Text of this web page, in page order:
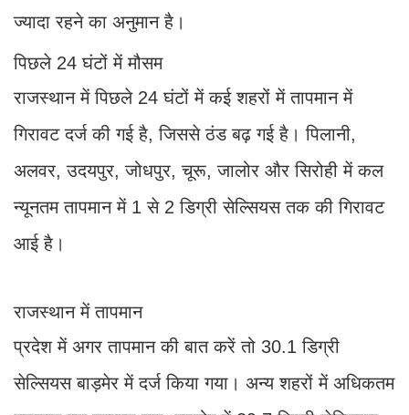
ज्यादा रहने का अनुमान है।
पिछले 24 घंटों में मौसम
राजस्थान में पिछले 24 घंटों में कई शहरों में तापमान में
गिरावट दर्ज की गई है, जिससे ठंड बढ़ गई है। पिलानी,
अलवर, उदयपुर, जोधपुर, चूरू, जालोर और सिरोही में कल
न्यूनतम तापमान में 1 से 2 डिग्री सेल्सियस तक की गिरावट
आई है।
राजस्थान में तापमान
प्रदेश में अगर तापमान की बात करें तो 30.1 डिग्री
सेल्सियस बाड़मेर में दर्ज किया गया। अन्य शहरों में अधिकतम